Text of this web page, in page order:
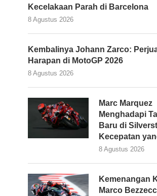
Kecelakaan Parah di Barcelona
8 Agustus 2026
Kembalinya Johann Zarco:
Harapan di MotoGP 2026
8 Agustus 2026
Marc Marquez
Menghadapi
Baru di
Kecepatan
8 Agustus 2026
Kemenangan
Marco